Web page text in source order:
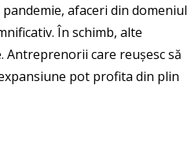
afaceri din domeniul
În schimb, alte
care reușesc să
pot profita din plin